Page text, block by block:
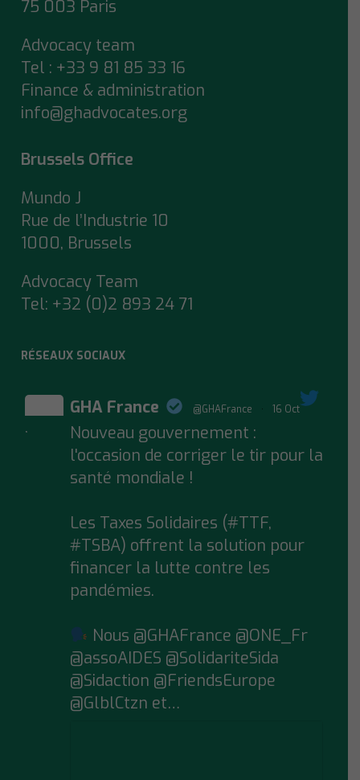
75 003 Paris
Advocacy team
Tel : +33 9 81 85 33 16
Finance & administration
info@ghadvocates.org
Brussels Office
Mundo J
Rue de l’Industrie 10
1000, Brussels
Advocacy Team
Tel: +32 (0)2 893 24 71
RÉSEAUX SOCIAUX
;
GHA France @GHAFrance · 16 Oct
Nouveau gouvernement :
l'occasion de corriger le tir pour la
santé mondiale !
Les Taxes Solidaires (#TTF,
#TSBA) offrent la solution pour
financer la lutte contre les
pandémies.
Nous @GHAFrance @ONE_Fr
@assoAIDES @SolidariteSida
@Sidaction @FriendsEurope
@GlblCtzn et…